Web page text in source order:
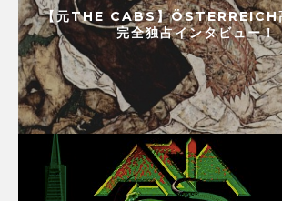
【元THE CABS】ÖSTERREICH
完全独占インタビュー！